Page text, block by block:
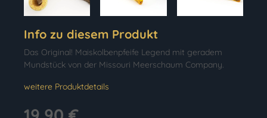
Info zu diesem Produkt
Das Original! Maiskolbenpfeife Legend mit geradem
Mundstück von der Missouri Meerschaum Company.
weitere Produktdetails